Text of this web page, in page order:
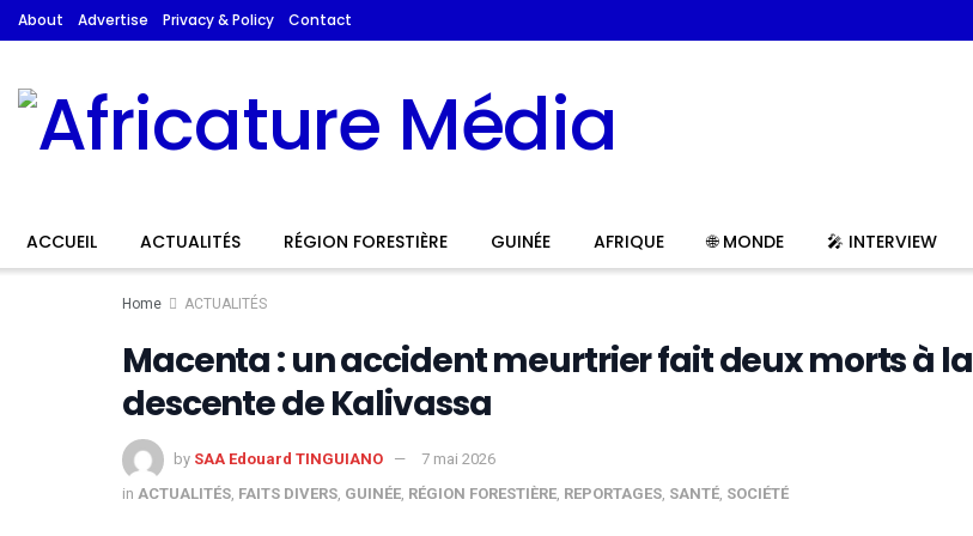
About Advertise Privacy & Policy Contact
ACCUEIL ACTUALITÉS RÉGION FORESTIÈRE GUINÉE AFRIQUE 🌐 MONDE 🎤 INTERVIEW
Home ACTUALITÉS
Macenta : un accident meurtrier fait deux morts à la
descente de Kalivassa
by SAA Edouard TINGUIANO
7 mai 2026
in ACTUALITÉS, FAITS DIVERS, GUINÉE, RÉGION FORESTIÈRE, REPORTAGES, SANTÉ, SOCIÉTÉ